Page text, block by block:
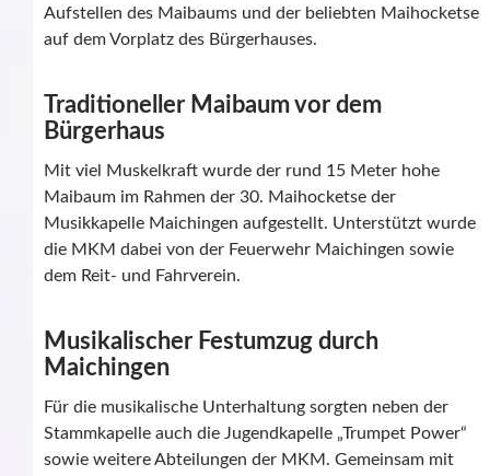
Aufstellen des Maibaums und der beliebten Maihocketse
auf dem Vorplatz des Bürgerhauses.
Traditioneller Maibaum vor dem
Bürgerhaus
Mit viel Muskelkraft wurde der rund 15 Meter hohe
Maibaum im Rahmen der 30. Maihocketse der
Musikkapelle Maichingen aufgestellt. Unterstützt wurde
die MKM dabei von der Feuerwehr Maichingen sowie
dem Reit- und Fahrverein.
Musikalischer Festumzug durch
Maichingen
Für die musikalische Unterhaltung sorgten neben der
Stammkapelle auch die Jugendkapelle „Trumpet Power“
sowie weitere Abteilungen der MKM. Gemeinsam mit